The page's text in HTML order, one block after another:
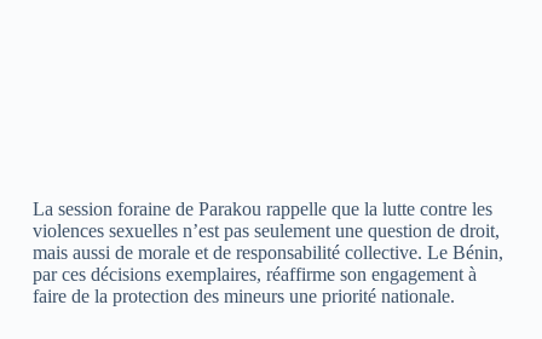
La session foraine de Parakou rappelle que la lutte contre les
violences sexuelles n’est pas seulement une question de droit,
mais aussi de morale et de responsabilité collective. Le Bénin,
par ces décisions exemplaires, réaffirme son engagement à
faire de la protection des mineurs une priorité nationale.